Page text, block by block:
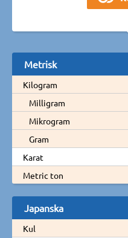
Metrisk
Kilogram
Milligram
Mikrogram
Gram
Karat
Metric ton
Japanska
Kul